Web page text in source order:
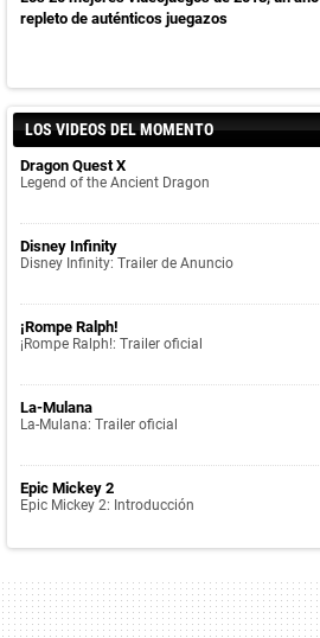
repleto de auténticos juegazos
LOS VIDEOS DEL MOMENTO
Dragon Quest X
Legend of the Ancient Dragon
Disney Infinity
Disney Infinity: Trailer de Anuncio
¡Rompe Ralph!
¡Rompe Ralph!: Trailer oficial
La-Mulana
La-Mulana: Trailer oficial
Epic Mickey 2
Epic Mickey 2: Introducción